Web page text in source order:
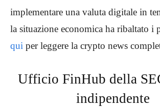
implementare una valuta digitale in
la situazione economica ha ribaltato i
qui per leggere la crypto news
Ufficio FinHub della
indipendente